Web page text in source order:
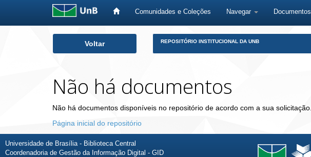
Comunidades e Coleções Navegar Documentos
Voltar REPOSITÓRIO INSTITUCIONAL DA UNB
Não há documentos
Não há documentos disponíveis no repositório de acordo com a sua solicitação.
Página inicial do repositório
Universidade de Brasília - Biblioteca Central
Coordenadoria de Gestão da Informação Digital - GID